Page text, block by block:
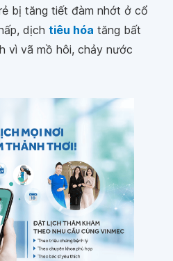
bị tăng tiết đàm nhớt ở cổ
dịch tiêu hóa tăng bất
vì vã mồ hôi, chảy nước